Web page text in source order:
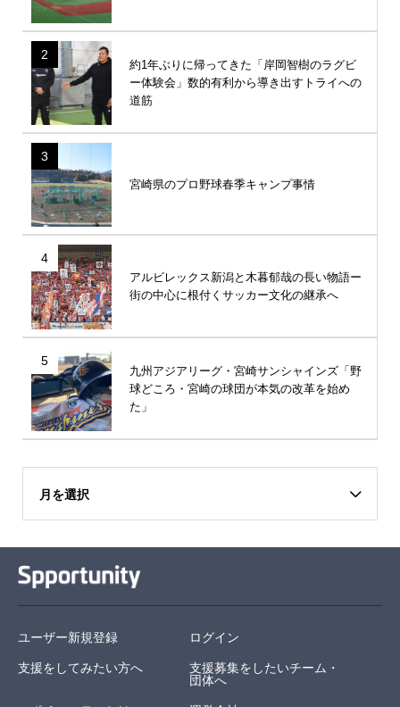
2
約1年ぶりに帰ってきた「岸岡智樹のラグビ
ー体験会」数的有利から導き出すトライへの
道筋
3
宮崎県のプロ野球春季キャンプ事情
4
アルビレックス新潟と木暮郁哉の長い物語ー
街の中心に根付くサッカー文化の継承へ
5
九州アジアリーグ・宮崎サンシャインズ「野
球どころ・宮崎の球団が本気の改革を始め
た」
月を選択
ユーザー新規登録 ログイン
支援をしてみたい方へ
支援募集をしたいチーム・
団体へ